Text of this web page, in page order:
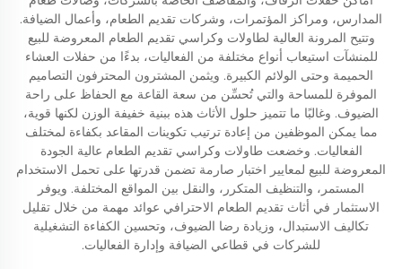
المدارس، ومراكز المؤتمرات، وشركات تقديم الطعام، وأعمال الضيافة.
وتتيح المرونة العالية لطاولات وكراسي تقديم الطعام المعروضة للبيع
للمنشآت استيعاب أنواع مختلفة من الفعاليات، بدءًا من حفلات العشاء
الحميمة وحتى الولائم الكبيرة. ويثمن المشترون المحترفون التصاميم
الموفرة للمساحة والتي تُحسِّن من سعة القاعة مع الحفاظ على راحة
الضيوف. وغالبًا ما تتميز حلول الأثاث هذه ببنية خفيفة الوزن لكنها قوية،
مما يمكن الموظفين من إعادة ترتيب تكوينات المقاعد بكفاءة لمختلف
الفعاليات. وخضعت طاولات وكراسي تقديم الطعام عالية الجودة
المعروضة للبيع لمعايير اختبار صارمة تضمن قدرتها على تحمل الاستخدام
المستمر، والتنظيف المتكرر، والنقل بين المواقع المختلفة. ويوفر
الاستثمار في أثاث تقديم الطعام الاحترافي عوائد مهمة من خلال تقليل
تكاليف الاستبدال، وزيادة رضا الضيوف، وتحسين الكفاءة التشغيلية
للشركات في قطاعي الضيافة وإدارة الفعاليات.